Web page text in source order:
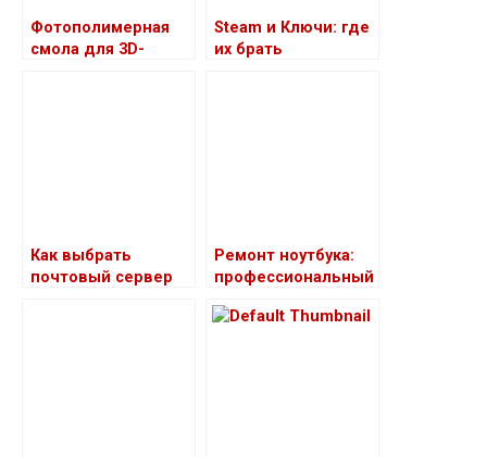
Фотополимерная
смола для 3D-
Steam и Ключи: где
их брать
Как выбрать
почтовый сервер
Ремонт ноутбука:
профессиональный